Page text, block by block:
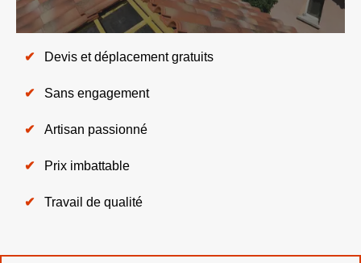
Devis et déplacement gratuits
Sans engagement
Artisan passionné
Prix imbattable
Travail de qualité